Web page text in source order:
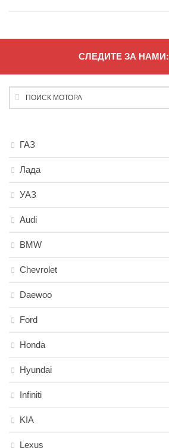
СЛЕДИТЕ ЗА НАМИ:
ГАЗ
Лада
УАЗ
Audi
BMW
Chevrolet
Daewoo
Ford
Honda
Hyundai
Infiniti
KIA
Lexus